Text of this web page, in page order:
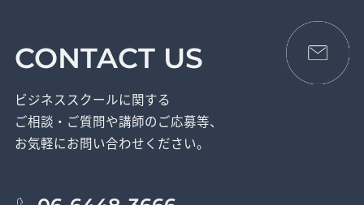
CONTACT US
ビジネススクールに関する
ご相談・ご質問や講師のご応募等、
お気軽にお問い合わせください。